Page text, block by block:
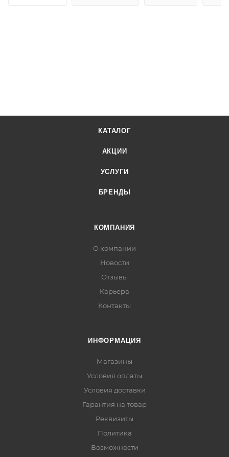
КАТАЛОГ
АКЦИИ
УСЛУГИ
БРЕНДЫ
КОМПАНИЯ
О компании
Новости
Отзывы
Карьера
Контакты
ИНФОРМАЦИЯ
Магазины
Условия оплаты
Условия доставки
Гарантия на товар
Реквизиты
Политика
Возможности